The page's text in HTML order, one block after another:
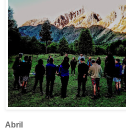
Abril